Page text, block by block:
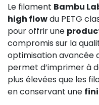
Le filament Bambu
high flowdu PETG
pour offrir une
compromis sur la
optimisation avancée
permet d’imprimer à
plus élevées que les
en conservant une